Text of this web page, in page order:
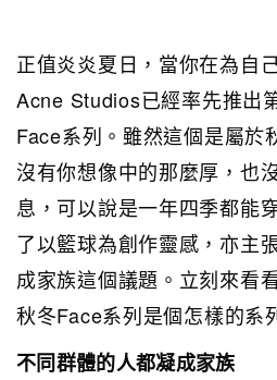
正值炎炎夏日，當你在為自
Acne Studios已經率先推出
Face系列。雖然這個是屬於
沒有你想像中的那麼厚，也
息，可以說是一年四季都能
了以籃球為創作靈感，亦主
成家族這個議題。立刻來看
秋冬Face系列是個怎樣的系
不同群體的人都凝成家族